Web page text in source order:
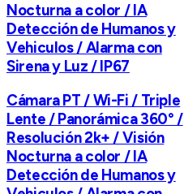
Nocturna a color / IA
Detección de Humanos y
Vehiculos / Alarma con
Sirena y Luz / IP67
Cámara PT / Wi-Fi / Triple
Lente / Panorámica 360° /
Resolución 2k+ / Visión
Nocturna a color / IA
Detección de Humanos y